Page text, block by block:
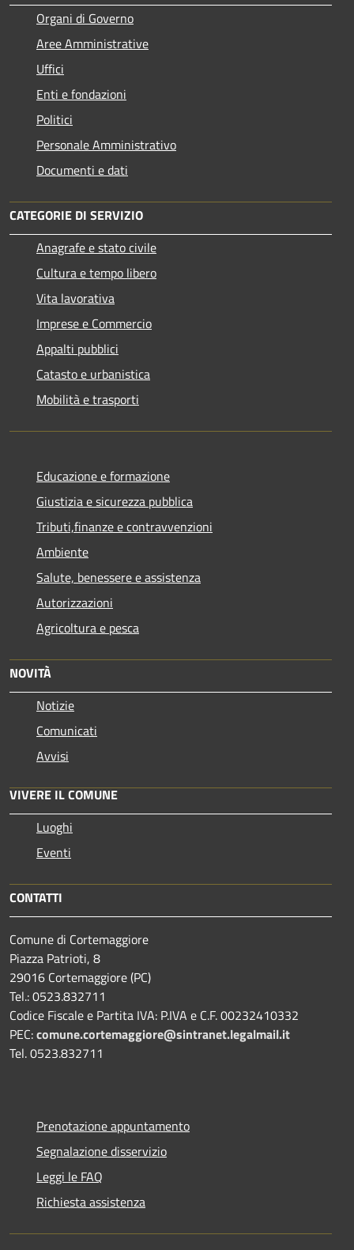
Organi di Governo
Aree Amministrative
Uffici
Enti e fondazioni
Politici
Personale Amministrativo
Documenti e dati
CATEGORIE DI SERVIZIO
Anagrafe e stato civile
Cultura e tempo libero
Vita lavorativa
Imprese e Commercio
Appalti pubblici
Catasto e urbanistica
Mobilità e trasporti
Educazione e formazione
Giustizia e sicurezza pubblica
Tributi,finanze e contravvenzioni
Ambiente
Salute, benessere e assistenza
Autorizzazioni
Agricoltura e pesca
NOVITÀ
Notizie
Comunicati
Avvisi
VIVERE IL COMUNE
Luoghi
Eventi
CONTATTI
Comune di Cortemaggiore
Piazza Patrioti, 8
29016 Cortemaggiore (PC)
Tel.: 0523.832711
Codice Fiscale e Partita IVA: P.IVA e C.F. 00232410332
PEC:comune.cortemaggiore@sintranet.legalmail.it
Tel. 0523.832711
Prenotazione appuntamento
Segnalazione disservizio
Leggi le FAQ
Richiesta assistenza